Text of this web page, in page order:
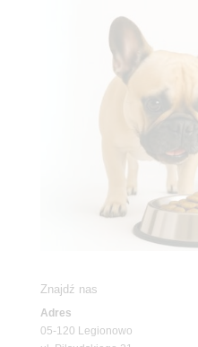
Znajdź nas
Adres
05-120 Legionowo